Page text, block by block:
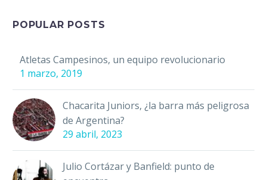
POPULAR POSTS
Atletas Campesinos, un equipo revolucionario
1 marzo, 2019
Chacarita Juniors, ¿la barra más peligrosa
de Argentina?
29 abril, 2023
Julio Cortázar y Banfield: punto de